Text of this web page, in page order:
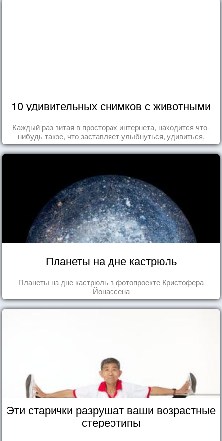
10 удивительных снимков с животными
Каждый раз витая в просторах интернета, находится что-
нибудь такое, что заставляет улыбнуться, удивиться,
восхититься...
Планеты на дне кастрюль
Планеты на дне кастрюль в фотопроекте Кристофера
Йонассена
Эти старички разрушат ваши возрастные
стереотипы